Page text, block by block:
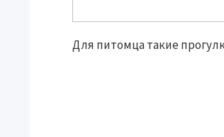
Для питомца такие